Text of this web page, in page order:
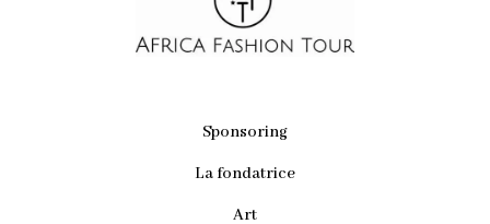
Sponsoring
La fondatrice
Art